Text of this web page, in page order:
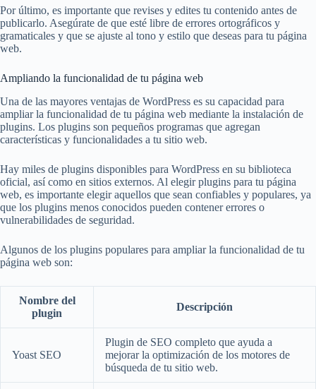
Por último, es importante que revises y edites tu contenido antes de
publicarlo. Asegúrate de que esté libre de errores ortográficos y
gramaticales y que se ajuste al tono y estilo que deseas para tu página
web.
Ampliando la funcionalidad de tu página web
Una de las mayores ventajas de WordPress es su capacidad para
ampliar la funcionalidad de tu página web mediante la instalación de
plugins. Los plugins son pequeños programas que agregan
características y funcionalidades a tu sitio web.
Hay miles de plugins disponibles para WordPress en su biblioteca
oficial, así como en sitios externos. Al elegir plugins para tu página
web, es importante elegir aquellos que sean confiables y populares, ya
que los plugins menos conocidos pueden contener errores o
vulnerabilidades de seguridad.
Algunos de los plugins populares para ampliar la funcionalidad de tu
página web son:
Nombre del
plugin
Descripción
Yoast SEO
Plugin de SEO completo que ayuda a
mejorar la optimización de los motores de
búsqueda de tu sitio web.